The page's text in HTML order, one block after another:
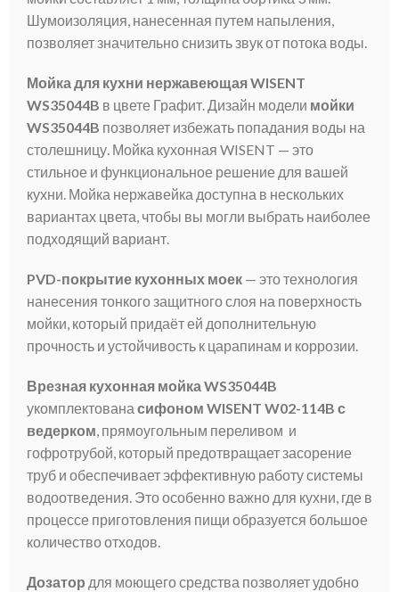
Шумоизоляция, нанесенная путем напыления,
позволяет значительно снизить звук от потока воды.
Мойка для кухни нержавеющая WISENT
WS35044B в цвете Графит. Дизайн модели мойки
WS35044B позволяет избежать попадания воды на
столешницу. Мойка кухонная WISENT — это
стильное и функциональное решение для вашей
кухни. Мойка нержавейка доступна в нескольких
вариантах цвета, чтобы вы могли выбрать наиболее
подходящий вариант.
PVD-покрытие кухонных моек — это технология
нанесения тонкого защитного слоя на поверхность
мойки, который придаёт ей дополнительную
прочность и устойчивость к царапинам и коррозии.
Врезная кухонная мойка WS35044B
укомплектована сифоном WISENT W02-114B с
ведерком, прямоугольным переливом и
гофротрубой, который предотвращает засорение
труб и обеспечивает эффективную работу системы
водоотведения. Это особенно важно для кухни, где в
процессе приготовления пищи образуется большое
количество отходов.
Дозатор для моющего средства позволяет удобно